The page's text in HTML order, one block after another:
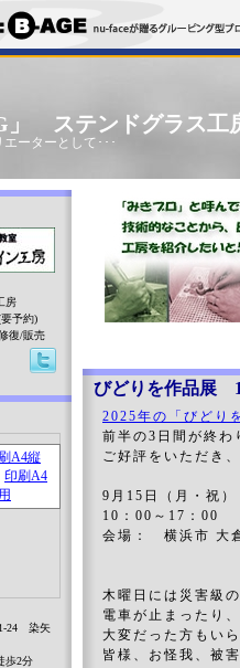
」 ステンドグラス工
ーターとして･･･
びどりを作品展
2025年の「びどり
前半の3日間が終わ
ご好評をいただき
9月15日（月・祝
10：00～17：00
会場： 横浜市 大
木曜日には災害級
電車が止まったり
大変だった方もい
皆様、お怪我、被
房
予約)
復/販売
24 染矢
2分